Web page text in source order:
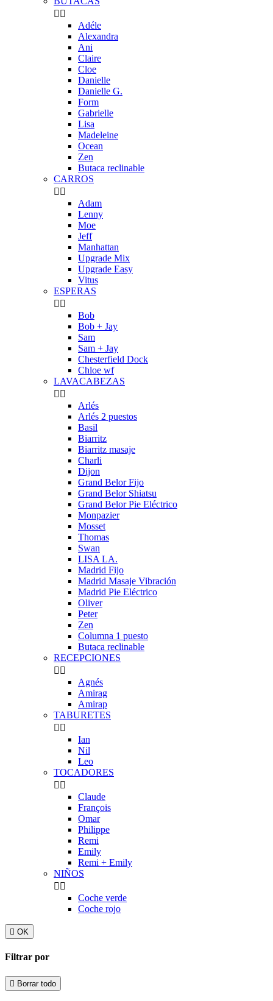
 
Adéle
Alexandra
Ani
Claire
Cloe
Danielle
Danielle G.
Form
Gabrielle
Lisa
Madeleine
Ocean
Zen
Butaca reclinable
CARROS
 
Adam
Lenny
Moe
Jeff
Manhattan
Upgrade Mix
Upgrade Easy
Vitus
ESPERAS
 
Bob
Bob + Jay
Sam
Sam + Jay
Chesterfield Dock
Chloe wf
LAVACABEZAS
 
Arlés
Arlés 2 puestos
Basil
Biarritz
Biarritz masaje
Charli
Dijon
Grand Belor Fijo
Grand Belor Shiatsu
Grand Belor Pie Eléctrico
Monpazier
Mosset
Thomas
Swan
LISA LA.
Madrid Fijo
Madrid Masaje Vibración
Madrid Pie Eléctrico
Oliver
Peter
Zen
Columna 1 puesto
Butaca reclinable
RECEPCIONES
 
Agnés
Amirag
Amirap
TABURETES
 
Ian
Nil
Leo
TOCADORES
 
Claude
François
Omar
Philippe
Remi
Emily
Remi + Emily
NIÑOS
 
Coche verde
Coche rojo
 OK
Filtrar por
 Borrar todo